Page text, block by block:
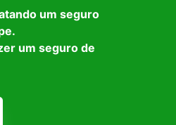
um seguro
um seguro de